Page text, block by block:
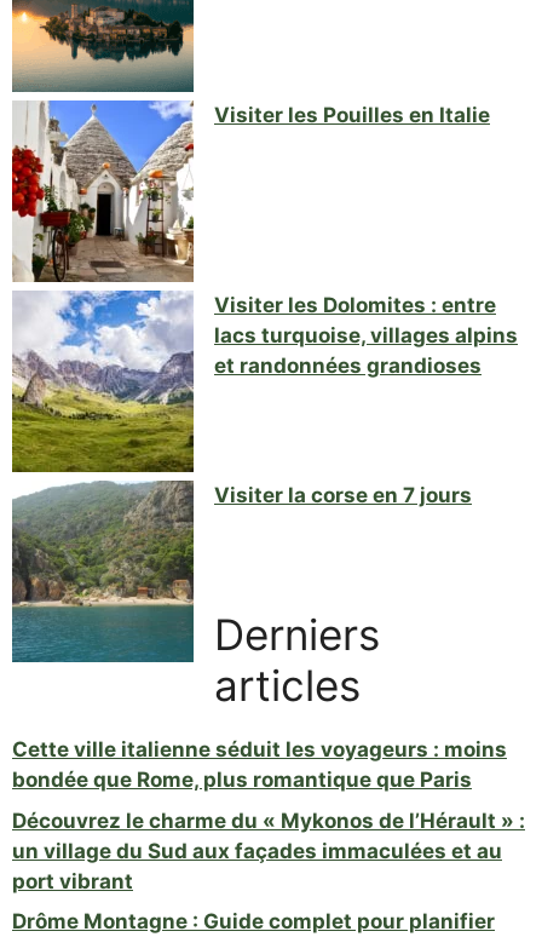
Visiter les Pouilles en Italie
Visiter les Dolomites : entre
lacs turquoise, villages alpins
et randonnées grandioses
Visiter la corse en 7 jours
Derniers
articles
Cette ville italienne séduit les voyageurs : moins
bondée que Rome, plus romantique que Paris
Découvrez le charme du « Mykonos de l’Hérault » :
un village du Sud aux façades immaculées et au
port vibrant
Drôme Montagne : Guide complet pour planifier